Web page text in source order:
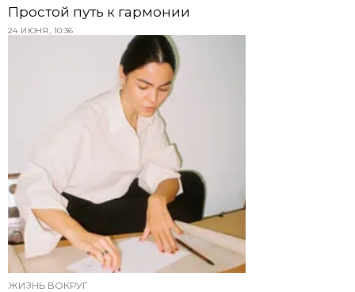
Простой путь к гармонии
24 ИЮНЯ, 10:36
ЖИЗНЬ ВОКРУГ